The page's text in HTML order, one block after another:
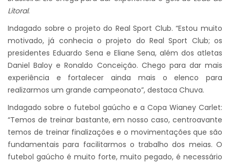
Litoral.
Indagado sobre o projeto do Real Sport Club. “Estou muito
motivado, já conhecia o projeto do Real Sport Club; os
presidentes Eduardo Sena e Eliane Sena, além dos atletas
Daniel Baloy e Ronaldo Conceição. Chego para dar mais
experiência e fortalecer ainda mais o elenco para
realizarmos um grande campeonato”, destaca Chuva.
Indagado sobre o futebol gaúcho e a Copa Wianey Carlet:
“Temos de treinar bastante, em nosso caso, centroavante
temos de treinar finalizações e o movimentações que são
fundamentais para facilitarmos o trabalho dos meias. O
futebol gaúcho é muito forte, muito pegado, é necessário